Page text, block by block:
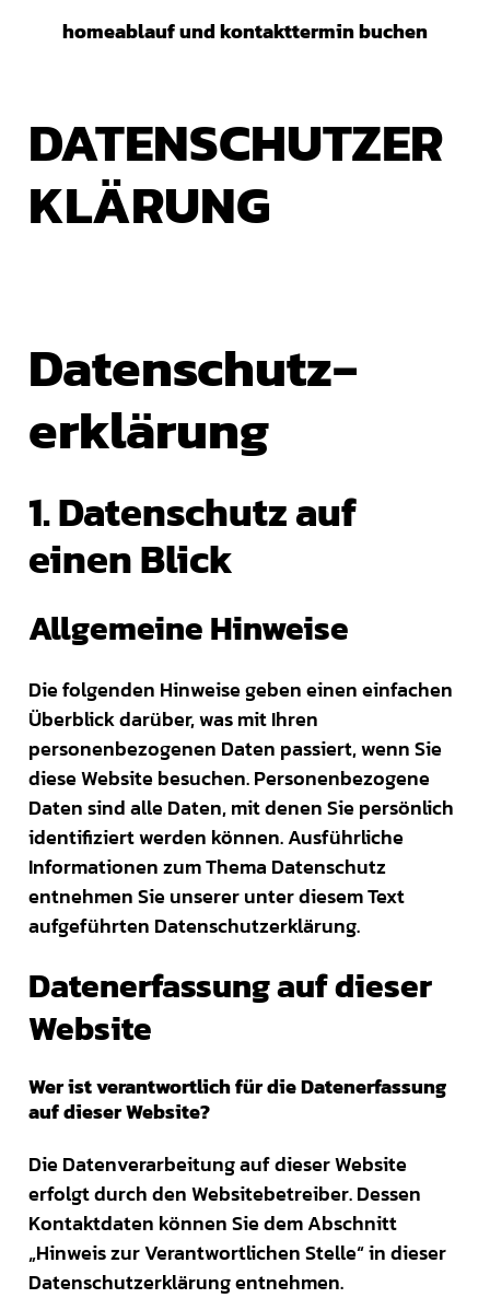
homeablauf und kontakttermin buchen
DATENSCHUTZER
KLÄRUNG
Datenschutz­
erklärung
1. Datenschutz auf
einen Blick
Allgemeine Hinweise
Die folgenden Hinweise geben einen einfachen
Überblick darüber, was mit Ihren
personenbezogenen Daten passiert, wenn Sie
diese Website besuchen. Personenbezogene
Daten sind alle Daten, mit denen Sie persönlich
identifiziert werden können. Ausführliche
Informationen zum Thema Datenschutz
entnehmen Sie unserer unter diesem Text
aufgeführten Datenschutzerklärung.
Datenerfassung auf dieser
Website
Wer ist verantwortlich für die Datenerfassung
auf dieser Website?
Die Datenverarbeitung auf dieser Website
erfolgt durch den Websitebetreiber. Dessen
Kontaktdaten können Sie dem Abschnitt
„Hinweis zur Verantwortlichen Stelle“ in dieser
Datenschutzerklärung entnehmen.